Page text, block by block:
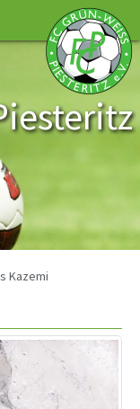
Kazemi